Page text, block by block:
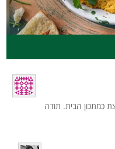
כמתכון הבית. תודה